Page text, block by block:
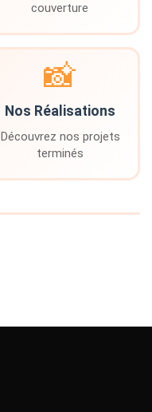
couverture
📸
Nos Réalisations
Découvrez nos projets
terminés